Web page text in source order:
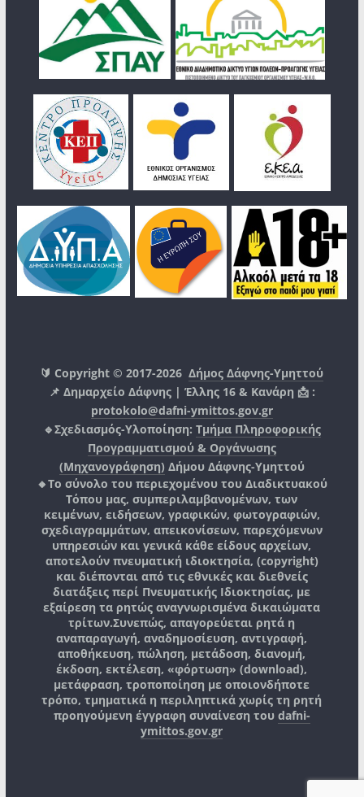
🔰 Copyright © 2017-2026Δήμος Δάφνης-Υμηττού
📌 Δημαρχείο Δάφνης | Έλλης 16 & Κανάρη 📩 :
protokolo@dafni-ymittos.gov.gr
🔹Σχεδιασμός-Υλοποίηση: Τμήμα Πληροφορικής
Προγραμματισμού & Οργάνωσης
(Μηχανογράφηση) Δήμου Δάφνης-Υμηττού
🔸Το σύνολο του περιεχομένου του Διαδικτυακού
Τόπου μας, συμπεριλαμβανομένων, των
κειμένων, ειδήσεων, γραφικών, φωτογραφιών,
σχεδιαγραμμάτων, απεικονίσεων, παρεχόμενων
υπηρεσιών και γενικά κάθε είδους αρχείων,
αποτελούν πνευματική ιδιοκτησία, (copyright)
και διέπονται από τις εθνικές και διεθνείς
διατάξεις περί Πνευματικής Ιδιοκτησίας, με
εξαίρεση τα ρητώς αναγνωρισμένα δικαιώματα
τρίτων.Συνεπώς, απαγορεύεται ρητά η
αναπαραγωγή, αναδημοσίευση, αντιγραφή,
αποθήκευση, πώληση, μετάδοση, διανομή,
έκδοση, εκτέλεση, «φόρτωση» (download),
μετάφραση, τροποποίηση με οποιονδήποτε
τρόπο, τμηματικά η περιληπτικά χωρίς τη ρητή
προηγούμενη έγγραφη συναίνεση του dafni-
ymittos.gov.gr